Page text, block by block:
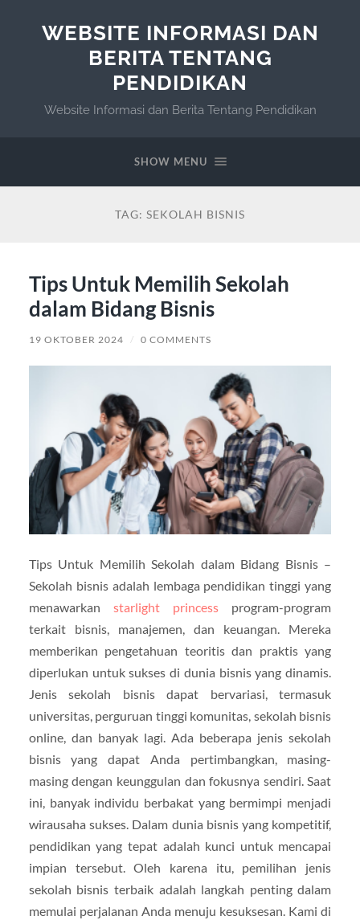
WEBSITE INFORMASI DAN
BERITA TENTANG
PENDIDIKAN
Website Informasi dan Berita Tentang Pendidikan
SHOW MENU
TAG: SEKOLAH BISNIS
Tips Untuk Memilih Sekolah
dalam Bidang Bisnis
19 OKTOBER 2024 / 0 COMMENTS
Tips Untuk Memilih Sekolah dalam Bidang Bisnis –
Sekolah bisnis adalah lembaga pendidikan tinggi yang
menawarkan starlight princess program-program
terkait bisnis, manajemen, dan keuangan. Mereka
memberikan pengetahuan teoritis dan praktis yang
diperlukan untuk sukses di dunia bisnis yang dinamis.
Jenis sekolah bisnis dapat bervariasi, termasuk
universitas, perguruan tinggi komunitas, sekolah bisnis
online, dan banyak lagi. Ada beberapa jenis sekolah
bisnis yang dapat Anda pertimbangkan, masing-
masing dengan keunggulan dan fokusnya sendiri. Saat
ini, banyak individu berbakat yang bermimpi menjadi
wirausaha sukses. Dalam dunia bisnis yang kompetitif,
pendidikan yang tepat adalah kunci untuk mencapai
impian tersebut. Oleh karena itu, pemilihan jenis
sekolah bisnis terbaik adalah langkah penting dalam
memulai perjalanan Anda menuju kesuksesan. Kami di